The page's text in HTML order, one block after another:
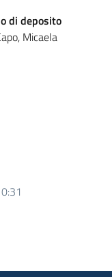
di deposito
Micaela